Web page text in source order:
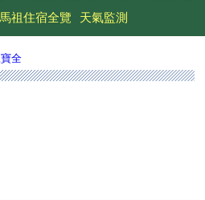
馬祖住宿全覽 天氣監測
全